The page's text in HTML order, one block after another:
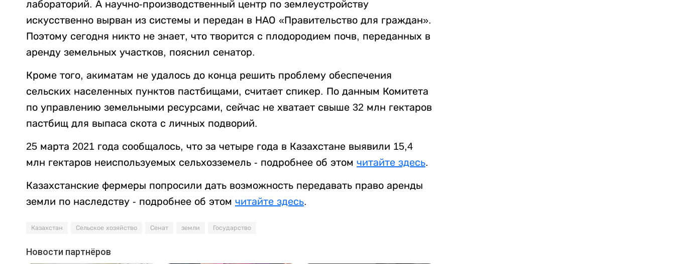
лабораторий. А научно-производственный центр по землеустройству
искусственно вырван из системы и передан в НАО «Правительство для граждан».
Поэтому сегодня никто не знает, что творится с плодородием почв, переданных в
аренду земельных участков, пояснил сенатор.
Кроме того, акиматам не удалось до конца решить проблему обеспечения
сельских населенных пунктов пастбищами, считает спикер. По данным Комитета
по управлению земельными ресурсами, сейчас не хватает свыше 32 млн гектаров
пастбищ для выпаса скота с личных подворий.
25 марта 2021 года сообщалось, что за четыре года в Казахстане выявили 15,4
млн гектаров неиспользуемых сельхозземель - подробнее об этом читайте здесь.
Казахстанские фермеры попросили дать возможность передавать право аренды
земли по наследству - подробнее об этом читайте здесь.
Казахстан Сельское хозяйство Сенат земли Государство